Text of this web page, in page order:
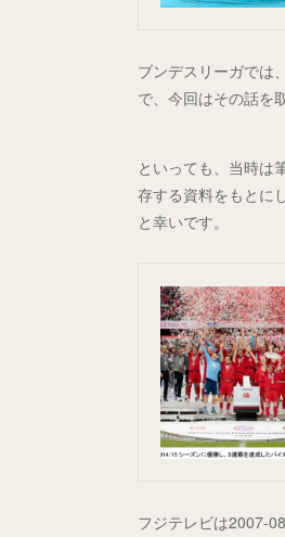
ブンデスリーガでは
で、今回はその話を
といっても、当時は
存する資料をもとに
と幸いです。
フジテレビは2007-